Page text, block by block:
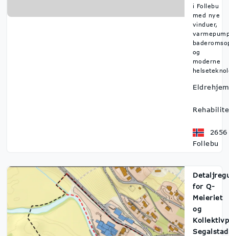
i Follebu
med nye
vinduer,
og
moderne
Eldrehjem
2656
Follebu
for Q-
Meieriet
og
Segalstad